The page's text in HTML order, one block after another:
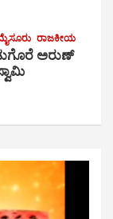
ರಾಜಕೀಯ
ಅರುಣ್